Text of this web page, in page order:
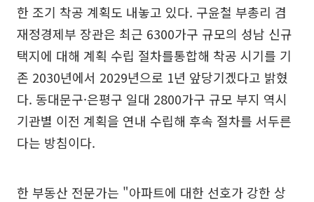
한 조기 착공 계획도 내놓고 있다. 구윤철 부총리 겸
재정경제부 장관은 최근 6300가구 규모의 성남 신규
택지에 대해 계획 수립 절차를통합해 착공 시기를 기
존 2030년에서 2029년으로 1년 앞당기겠다고 밝혔
다. 동대문구·은평구 일대 2800가구 규모 부지 역시
기관별 이전 계획을 연내 수립해 후속 절차를 서두른
다는 방침이다.
한 부동산 전문가는 "아파트에 대한 선호가 강한 상